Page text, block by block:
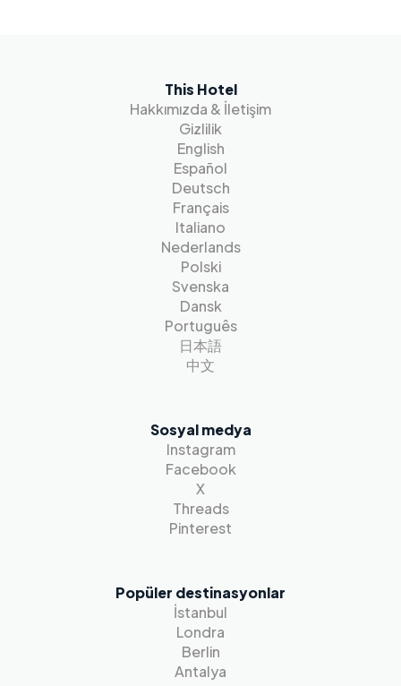
This Hotel
Hakkımızda & İletişim
Gizlilik
English
Español
Deutsch
Français
Italiano
Nederlands
Polski
Svenska
Dansk
Português
日本語
中文
Sosyal medya
Instagram
Facebook
X
Threads
Pinterest
Popüler destinasyonlar
İstanbul
Londra
Berlin
Antalya